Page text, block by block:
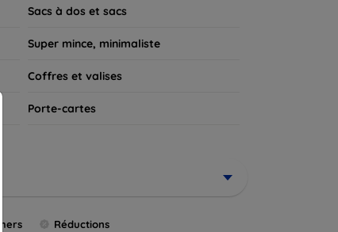
Sacs à dos et sacs
Super mince, minimaliste
Coffres et valises
Porte-cartes
Réductions